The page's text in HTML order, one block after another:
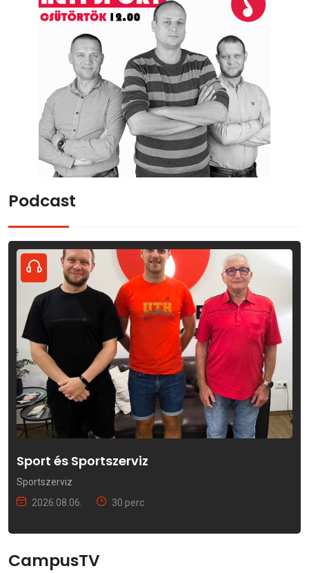
Podcast
Sport és Sportszerviz
Sportszerviz
2026.08.06.
30 perc
CampusTV